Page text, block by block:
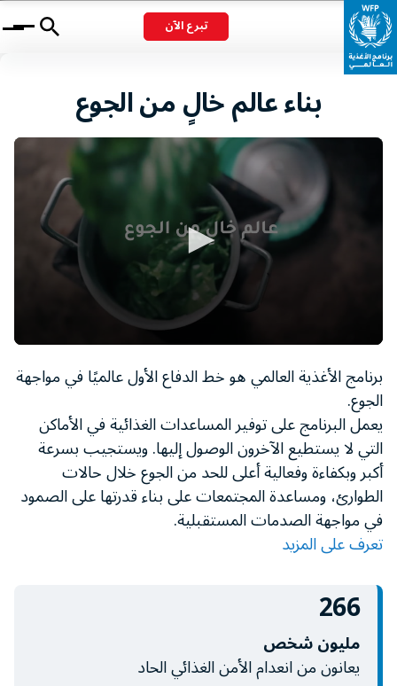
تبرع الآن Menu
بناء عالم خالٍ من الجوع
of
seconds
برنامج الأغذية العالمي هو خط الدفاع الأول عالميًا في مواجهة
الجوع.
يعمل البرنامج على توفير المساعدات الغذائية في الأماكن
التي لا يستطيع الآخرون الوصول إليها. ويستجيب بسرعة
أكبر وبكفاءة وفعالية أعلى للحد من الجوع خلال حالات
الطوارئ، ومساعدة المجتمعات على بناء قدرتها على الصمود
في مواجهة الصدمات المستقبلية.
تعرف على المزيد
266
مليون شخص
يعانون من انعدام الأمن الغذائي الحاد